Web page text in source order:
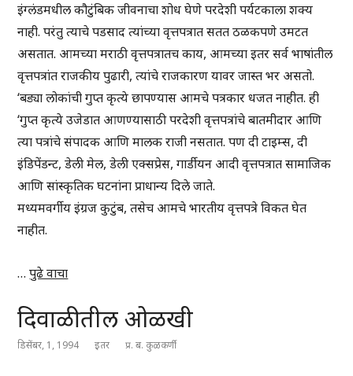
इंग्लंडमधील कौटुंबिक जीवनाचा शोध घेणे परदेशी पर्यटकाला शक्य
नाही. परंतु त्याचे पडसाद त्यांच्या वृत्तपत्रात सतत ठळकपणे उमटत
असतात. आमच्या मराठी वृत्तपत्रातच काय, आमच्या इतर सर्व भाषांतील
वृत्तपत्रांत राजकीय पुढारी, त्यांचे राजकारण यावर जास्त भर असतो.
‘बड्या लोकांची गुप्त कृत्ये छापण्यास आमचे पत्रकार धजत नाहीत. ही
‘गुप्त कृत्ये उजेडात आणण्यासाठी परदेशी वृत्तपत्रांचे बातमीदार आणि
त्या पत्रांचे संपादक आणि मालक राजी नसतात. पण दी टाइम्स, दी
इंडिपेंडन्ट, डेली मेल, डेली एक्सप्रेस, गार्डीयन आदी वृत्तपत्रात सामाजिक
आणि सांस्कृतिक घटनांना प्राधान्य दिले जाते.
मध्यमवर्गीय इंग्रज कुटुंब, तसेच आमचे भारतीय वृत्तपत्रे विकत घेत
नाहीत.
…पुढे वाचा
दिवाळीतील ओळखी
डिसेंबर, 1, 1994 इतर प्र. ब. कुळकर्णी